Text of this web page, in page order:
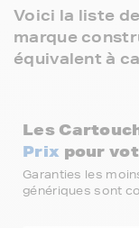
Voici la liste
marque
équivalent à
Les
Prix pour
Garanties les
génériques sont